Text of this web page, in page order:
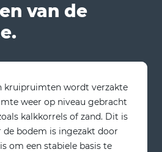
van de
kruipruimten wordt verzakte
weer op niveau gebracht
kalkkorrels of zand. Dit is
de bodem is ingezakt door
om een stabiele basis te